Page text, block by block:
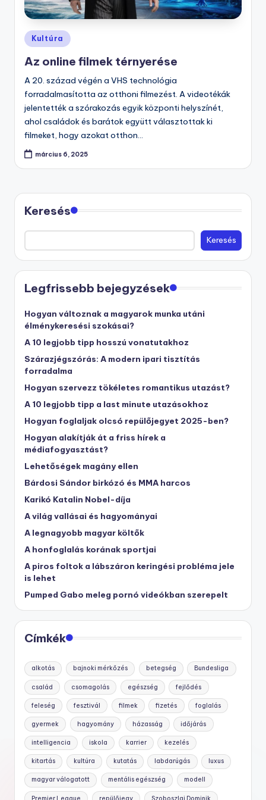
Posted
in
Kultúra
Az online filmek térnyerése
A 20. század végén a VHS technológia
forradalmasította az otthoni filmezést. A videotékák
jelentették a szórakozás egyik központi helyszínét,
ahol családok és barátok együtt választottak ki
filmeket, hogy azokat otthon…
március 6, 2025
Keresés
Keresés
Legfrissebb bejegyzések
Hogyan változnak a magyarok munka utáni
élménykeresési szokásai?
A 10 legjobb tipp hosszú vonatutakhoz
Szárazjégszórás: A modern ipari tisztítás
forradalma
Hogyan szervezz tökéletes romantikus utazást?
A 10 legjobb tipp a last minute utazásokhoz
Hogyan foglaljak olcsó repülőjegyet 2025-ben?
Hogyan alakítják át a friss hírek a
médiafogyasztást?
Lehetőségek magány ellen
Bárdosi Sándor birkózó és MMA harcos
Karikó Katalin Nobel-díja
A világ vallásai és hagyományai
A legnagyobb magyar költők
A honfoglalás korának sportjai
A piros foltok a lábszáron keringési probléma jele
is lehet
Pumped Gabo meleg pornó videókban szerepelt
Címkék
alkotás bajnoki mérkőzés betegség Bundesliga
család csomagolás egészség fejlődés
feleség fesztivál filmek fizetés foglalás
gyermek hagyomány házasság időjárás
intelligencia iskola karrier kezelés
kitartás kultúra kutatás labdarúgás luxus
magyar válogatott mentális egészség modell
Premier League repülőjegy Szoboszlai Dominik